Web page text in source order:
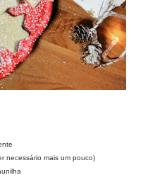
necessário mais um pouco)